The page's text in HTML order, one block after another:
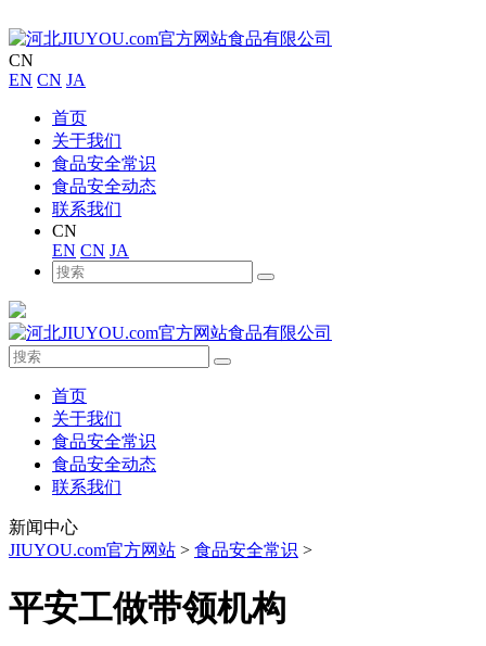
CN
EN CN JA
首页
关于我们
食品安全常识
食品安全动态
联系我们
CN
EN CN JA
首页
关于我们
食品安全常识
食品安全动态
联系我们
新闻中心
JIUYOU.com官方网站 > 食品安全常识 >
平安工做带领机构